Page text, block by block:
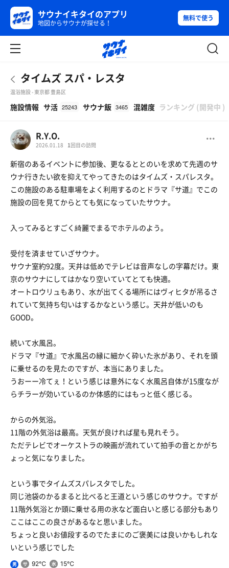
サウナイキタイのアプリ
地図からサウナが探せる！
無料で使う
タイムズ スパ・レスタ
温浴施設 - 東京都 豊島区
施設情報 サ活 25243 サウナ飯 3465 混雑度 ランキング (開発中 )
R.Y.O.
2026.01.18 1 回目の訪問
新宿のあるイベントに参加後、更なるととのいを求めて先週のサ
ウナ行きたい欲を抑えてやってきたのはタイムズ・スパレスタ。
この施設のある駐車場をよく利用するのとドラマ『サ道』でこの
施設の回を見てからとても気になっていたサウナ。
入ってみるとすごく綺麗でまるでホテルのよう。
受付を済ませていざサウナ。
サウナ室約92度。天井は低めでテレビは音声なしの字幕だけ。東
京のサウナにしてはかなり空いていてとても快適。
オートロウリュもあり、水が出てくる場所にはヴィヒタが吊るさ
れていて気持ち匂いはするかなという感じ。天井が低いのも
GOOD。
続いて水風呂。
ドラマ『サ道』で水風呂の縁に細かく砕いた氷があり、それを頭
に乗せるのを見たのですが、本当にありました。
うおーー冷てぇ！という感じは意外になく水風呂自体が15度なが
らチラーが効いているのか体感的にはもっと低く感じる。
からの外気浴。
11階の外気浴は最高。天気が良ければ星も見れそう。
ただテレビでオーケストラの映画が流れていて拍手の音とかがち
ょっと気になりました。
という事でタイムズスパレスタでした。
同じ池袋のかるまると比べると王道という感じのサウナ。ですが
11階外気浴とか頭に乗せる用の氷など面白いと感じる部分もあり
ここはここの良さがあるなと思いました。
ちょっと良いお値段するのでたまにのご褒美には良いかもしれな
いという感じでした
男 92℃ 15℃